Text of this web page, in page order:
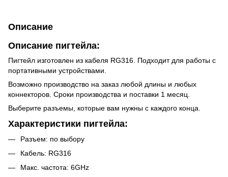
Описание
Описание пигтейла:
Пигтейл изготовлен из кабеля RG316. Подходит для работы с
портативными устройствами.
Возможно производство на заказ любой длины и любых
коннекторов. Сроки производства и поставки 1 месяц.
Выберите разъемы, которые вам нужны с каждого конца.
Характеристики пигтейла:
Разъем: по выбору
Кабель: RG316
Макс. частота: 6GHz